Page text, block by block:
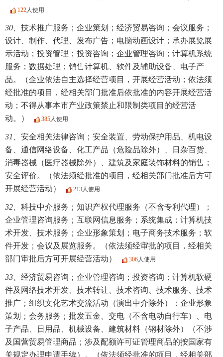
122人使用
30、 技术推广服务；企业策划；经济贸易咨询；会议服务；
设计、制作、代理、发布广告；电脑动画设计；承办展览展
示活动；投资管理；投资咨询；企业管理咨询；计算机系统
服务；数据处理；销售计算机、软件及辅助设备、电子产
品。（企业依法自主选择经营项目，开展经营活动；依法须
经批准的项目，经相关部门批准后依批准的内容开展经营活
动；不得从事本市产业政策禁止和限制类项目的经营活
动。）
385人使用
31、 安全相关法律咨询；安全装置、劳动保护用品、机电设
备、通信网络设备、化工产品（危险品除外）、日杂百货、
消毒器械（医疗器械除外）、建筑及家庭装饰材料的销售；
安全评价。（依法须经批准的项目，经相关部门批准后方可
开展经营活动）
213人使用
32、 科技中介服务；知识产权代理服务（不含专利代理）；
企业管理咨询服务；互联网信息服务；系统集成；计算机技
术开发、技术服务；企业形象策划；电子商务技术服务；软
件开发；会议及展览服务。（依法须经审批的项目，经相关
部门审批后方可开展经营活动）
306人使用
33、 经济贸易咨询；企业管理咨询；投资咨询；计算机软硬
件及网络技术开发、技术转让、技术咨询、技术服务、技术
推广；组织文化艺术交流活动（演出中介除外）；企业形象
策划；会务服务；批发五金、交电（不含电动自行车）、电
子产品、日用品、机械设备、建筑材料（钢材除外）（不涉
及国营贸易管理商品；涉及配额许可证管理商品的按国家有
关规定办理申请手续）。（依法须经批准的项目，经相关部